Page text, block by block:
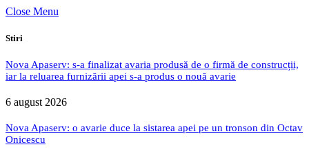
Close Menu
Stiri
Nova Apaserv: s-a finalizat avaria produsă de o firmă de construcții,
iar la reluarea furnizării apei s-a produs o nouă avarie
6 august 2026
Nova Apaserv: o avarie duce la sistarea apei pe un tronson din Octav
Onicescu